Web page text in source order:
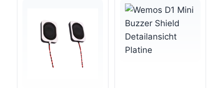
Varianten
Optionen
mehrere
Varianten
auf.
Die